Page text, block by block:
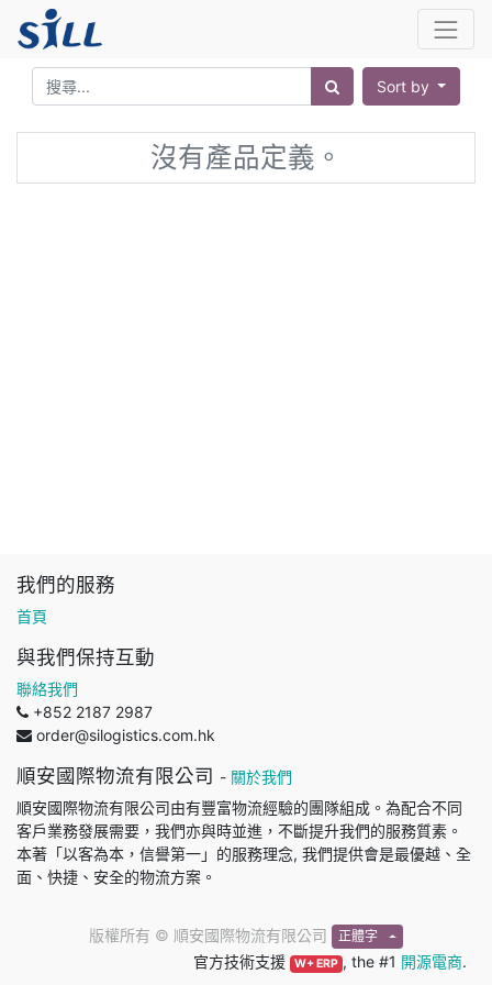
Sort by
沒有產品定義。
我們的服務
首頁
與我們保持互動
聯絡我們
+852 2187 2987
order@silogistics.com.hk
順安國際物流有限公司 - 關於我們
順安國際物流有限公司由有豐富物流經驗的團隊組成。為配合不同
客戶業務發展需要，我們亦與時並進，不斷提升我們的服務質素。
本著「以客為本，信譽第一」的服務理念, 我們提供會是最優越、全
面、快捷、安全的物流方案。
版權所有 © 順安國際物流有限公司 正體字
官方技術支援 W+ ERP , the #1 開源電商.